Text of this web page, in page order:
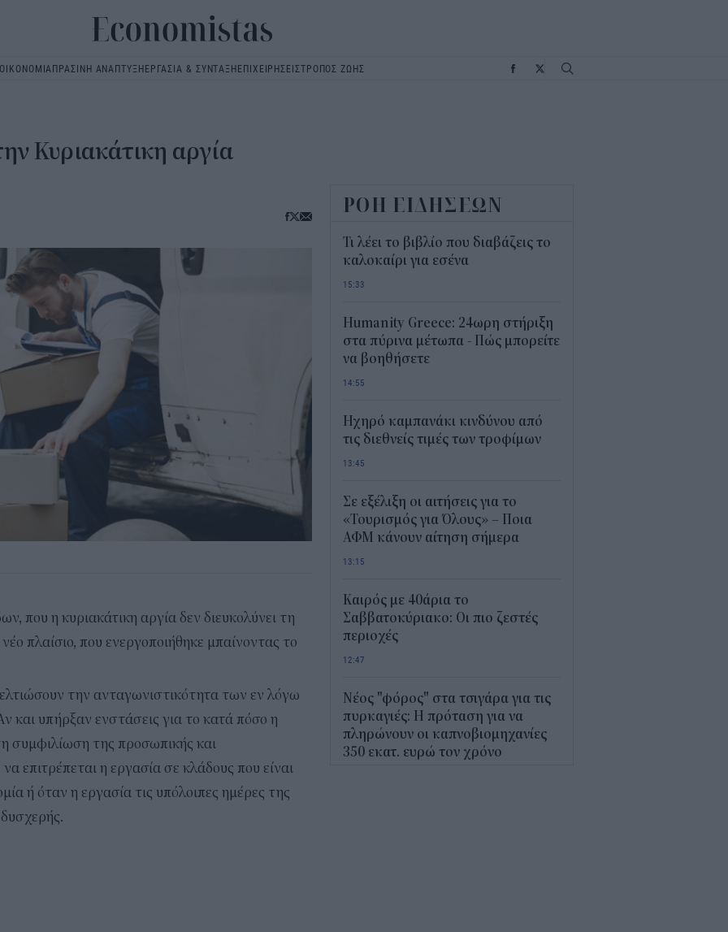
ΟΙΚΟΝΟΜΙΑΠΡΑΣΙΝΗ ΑΝΑΠΤΥΞΗΕΡΓΑΣΙΑ & ΣΥΝΤΑΞΗΕΠΙΧΕΙΡΗΣΕΙΣΤΡΟΠΟΣ ΖΩΗΣ
Κυριακάτικη αργία
που η κυριακάτικη αργία δεν διευκολύνει τη
πλαίσιο, που ενεργοποιήθηκε μπαίνοντας το
την ανταγωνιστικότητα των εν λόγω
και υπήρξαν ενστάσεις για το κατά πόσο η
συμφιλίωση της προσωπικής και
επιτρέπεται η εργασία σε κλάδους που είναι
ή όταν η εργασία τις υπόλοιπες ημέρες της
ΡΟΗ ΕΙΔΗΣΕΩΝ
Τι λέει το βιβλίο που διαβάζεις το
καλοκαίρι για εσένα
15:33
Humanity Greece: 24ωρη στήριξη
στα πύρινα μέτωπα - Πώς μπορείτε
να βοηθήσετε
14:55
Ηχηρό καμπανάκι κινδύνου από
τις διεθνείς τιμές των τροφίμων
13:45
Σε εξέλιξη οι αιτήσεις για το
«Τουρισμός για Όλους» – Ποια
ΑΦΜ κάνουν αίτηση σήμερα
13:15
Καιρός με 40άρια το
Σαββατοκύριακο: Οι πιο ζεστές
περιοχές
12:47
Νέος "φόρος" στα τσιγάρα για τις
πυρκαγιές: Η πρόταση για να
πληρώνουν οι καπνοβιομηχανίες
350 εκατ. ευρώ τον χρόνο